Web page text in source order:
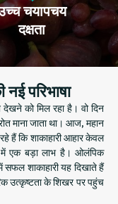
चयापचय
दक्षता
परिभाषा
देखने को मिल रहा है। वो दिन
माना जाता था। आज, महान
हैं कि शाकाहारी आहार केवल
में एक बड़ा लाभ है। ओलंपिक
शाकाहारी यह दिखाते हैं
उत्कृष्टता के शिखर पर पहुंच